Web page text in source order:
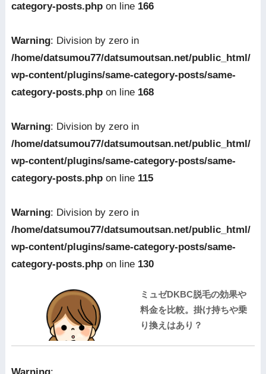
category-posts.phpon line 166
Warning: Division by zero in
/home/datsumou77/datsumoutsan.net/public_html/
wp-content/plugins/same-category-posts/same-
category-posts.phpon line 168
Warning: Division by zero in
/home/datsumou77/datsumoutsan.net/public_html/
wp-content/plugins/same-category-posts/same-
category-posts.phpon line 115
Warning: Division by zero in
/home/datsumou77/datsumoutsan.net/public_html/
wp-content/plugins/same-category-posts/same-
category-posts.phpon line 130
ミュゼDKBC脱毛の効果や
料金を比較。掛け持ちや乗
り換えはあり？